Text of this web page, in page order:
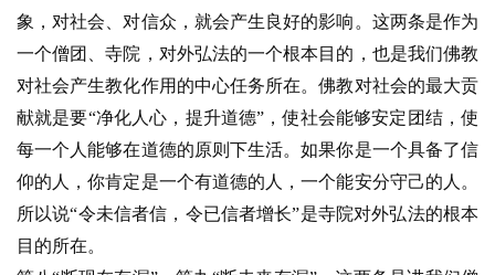
资
讯
八
象，对社会、对信众，就会产生良好的影响。这两条是作为
一个僧团、寺院，对外弘法的一个根本目的，也是我们佛教
对社会产生教化作用的中心任务所在。佛教对社会的最大贡
献就是要“净化人心，提升道德”，使社会能够安定团结，使
每一个人能够在道德的原则下生活。如果你是一个具备了信
仰的人，你肯定是一个有道德的人，一个能安分守己的人。
所以说“令未信者信，令已信者增长”是寺院对外弘法的根本
目的所在。